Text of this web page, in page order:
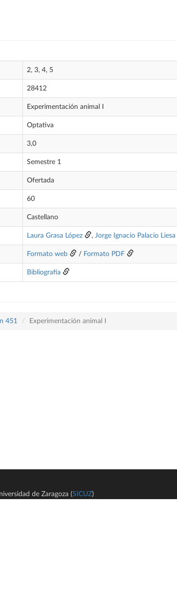
2, 3, 4, 5
28412
Experimentación animal I
Optativa
3,0
Semestre 1
Ofertada
60
Castellano
Laura Grasa López , Jorge Ignacio Palacio Liesa
Formato web / Formato PDF
Bibliografía
451 Experimentación animal I
de Zaragoza (SICUZ)